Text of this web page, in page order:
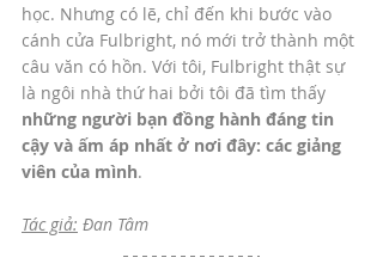
học. Nhưng có lẽ, chỉ đến khi bước vào
cánh cửa Fulbright, nó mới trở thành một
câu văn có hồn. Với tôi, Fulbright thật sự
là ngôi nhà thứ hai bởi tôi đã tìm thấy
những người bạn đồng hành đáng tin
cậy và ấm áp nhất ở nơi đây: các giảng
viên của mình.
Tác giả: Đan Tâm